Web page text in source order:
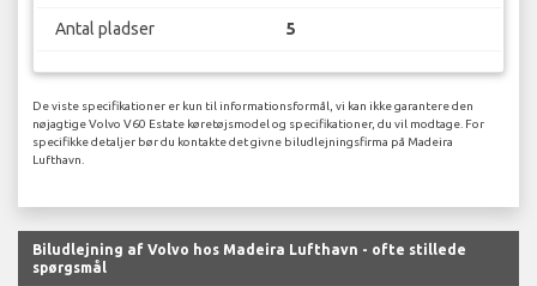
Antal pladser 5
De viste specifikationer er kun til informationsformål, vi kan ikke garantere den
nøjagtige Volvo V60 Estate køretøjsmodel og specifikationer, du vil modtage. For
specifikke detaljer bør du kontakte det givne biludlejningsfirma på Madeira
Lufthavn.
Biludlejning af Volvo hos Madeira Lufthavn - ofte stillede
spørgsmål